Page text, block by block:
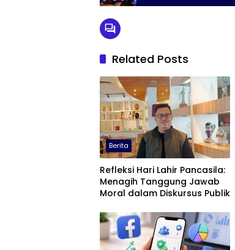
Related Posts
Berita
Refleksi Hari Lahir Pancasila:
Menagih Tanggung Jawab
Moral dalam Diskursus Publik